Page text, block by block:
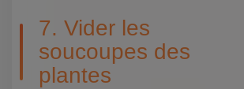
7. Vider les
soucoupes des
plantes